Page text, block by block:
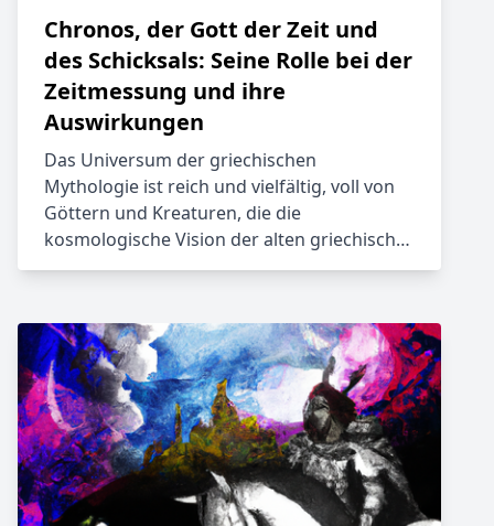
Chronos, der Gott der Zeit und
des Schicksals: Seine Rolle bei der
Zeitmessung und ihre
Auswirkungen
Das Universum der griechischen
Mythologie ist reich und vielfältig, voll von
Göttern und Kreaturen, die die
kosmologische Vision der alten griechisch…